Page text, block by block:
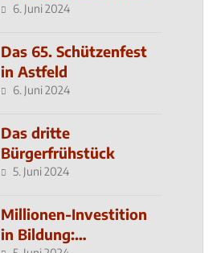
den MachMit! Wald
6. Juni 2024
Das 65. Schützenfest
in Astfeld
6. Juni 2024
Das dritte
Bürgerfrühstück
5. Juni 2024
Millionen-Investition
in Bildung: